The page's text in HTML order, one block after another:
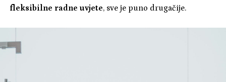
fleksibilne radne uvjete, sve je puno drugačije.